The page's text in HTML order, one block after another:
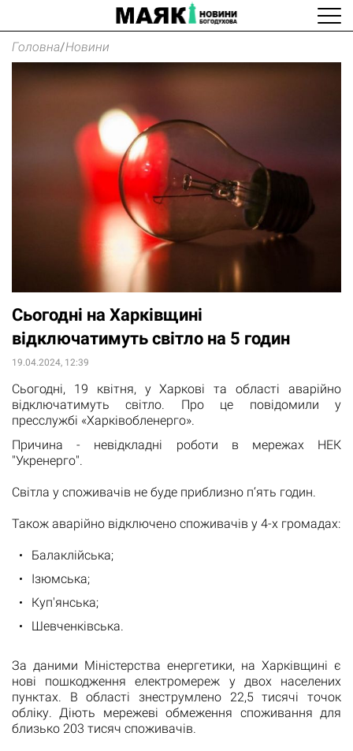
Головна/Новини
Сьогодні на Харківщині
відключатимуть світло на 5 годин
19.04.2024, 12:39
Сьогодні, 19 квітня, у Харкові та області аварійно
відключатимуть світло. Про це повідомили у
пресслужбі «Харківобленерго».
Причина - невідкладні роботи в мережах НЕК
"Укренерго".
Світла у споживачів не буде приблизно п‘ять годин.
Також аварійно відключено споживачів у 4-х громадах:
Балаклійська;
Ізюмська;
Куп'янська;
Шевченківська.
За даними Міністерства енергетики, на Харківщині є
нові пошкодження електромереж у двох населених
пунктах. В області знеструмлено 22,5 тисячі точок
обліку. Діють мережеві обмеження споживання для
близько 203 тисяч споживачів.